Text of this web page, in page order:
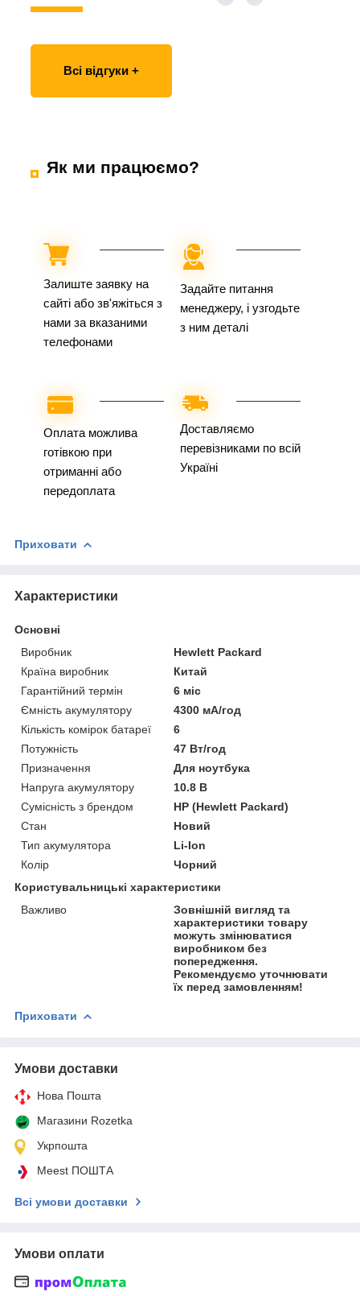
Всі відгуки +
Як ми працюємо?
Залиште заявку на
сайті або зв'яжіться з
нами за вказаними
телефонами
Задайте питання
менеджеру, і узгодьте
з ним деталі
Оплата можлива
готівкою при
отриманні або
передоплата
Доставляємо
перевізниками по всій
Україні
Приховати
Характеристики
Основні
Виробник
Hewlett Packard
Країна виробник
Китай
Гарантійний термін
6 міс
Ємність акумулятору
4300 мА/год
Кількість комірок батареї
6
Потужність
47 Вт/год
Призначення
Для ноутбука
Напруга акумулятору
10.8 В
Сумісність з брендом
HP (Hewlett Packard)
Стан
Новий
Тип акумулятора
Li-Ion
Колір
Чорний
Користувальницькі характеристики
Важливо
Зовнішній вигляд та
характеристики товару
можуть змінюватися
виробником без
попередження.
Рекомендуємо уточнювати
їх перед замовленням!
Приховати
Умови доставки
Нова Пошта
Магазини Rozetka
Укрпошта
Meest ПОШТА
Всі умови доставки
Умови оплати